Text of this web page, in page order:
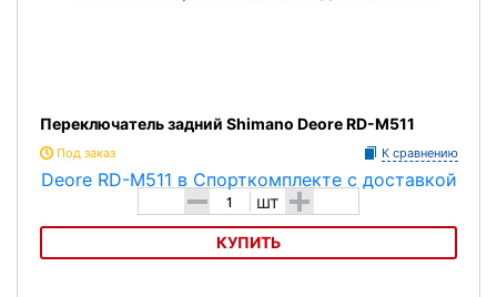
Переключатель задний Shimano Deore RD-M511
Под заказ К сравнению
- шт +
КУПИТЬ